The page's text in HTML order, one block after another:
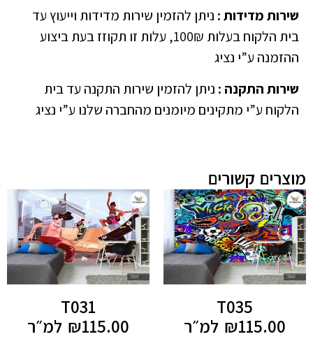
שירות מדידות: ניתן להזמין שירות מדידות וייעוץ עד
בית הלקוח בעלות 100₪, עלות זו תקוזז בעת ביצוע
ההזמנה ע”י נציג
שירות התקנה : ניתן להזמין שירות התקנה עד בית
הלקוח ע”י מתקינים מיומנים מהחברה שלנו ע”י נציג
מוצרים קשורים
T035
₪115.00 למ״ר
T031
₪115.00 למ״ר